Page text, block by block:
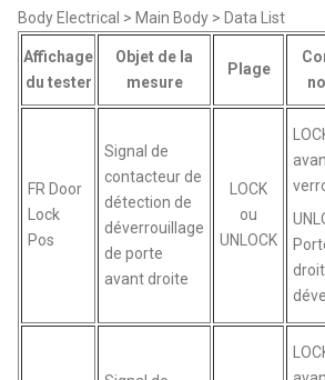
Body Electrical > Main Body > Data List
Affichage
du tester
Objet de la
mesure
Plage
FR Door
Lock
Pos
Signal de
contacteur de
détection de
déverrouillage
de porte
avant droite
LOCK
ou
UNLOCK